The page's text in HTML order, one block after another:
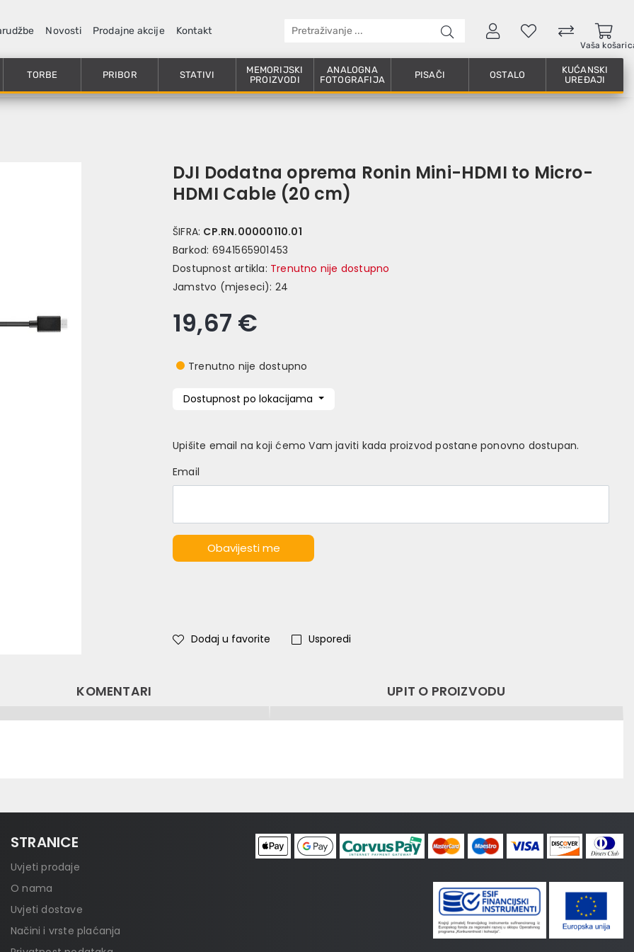
Novosti Prodajne akcije Kontakt
Vaša
TORBE PRIBOR STATIVI
MEMORIJSKI
PROIZVODI
ANALOGNA
FOTOGRAFIJA
PISAČI OSTALO
KUĆANSKI
UREĐAJI
DJI Dodatna oprema Ronin Mini-HDMI to Micro-
HDMI Cable (20 cm)
ŠIFRA: CP.RN.00000110.01
Barkod: 6941565901453
Dostupnost artikla: Trenutno nije dostupno
Jamstvo (mjeseci): 24
19,67 €
Trenutno nije dostupno
Dostupnost po lokacijama
Upišite email na koji ćemo Vam javiti kada proizvod postane ponovno dostupan.
Email
Obavijesti me
Dodaj u favorite Usporedi
KOMENTARI UPIT O PROIZVODU
STRANICE
Uvjeti prodaje
O nama
Uvjeti dostave
Načini i vrste plaćanja